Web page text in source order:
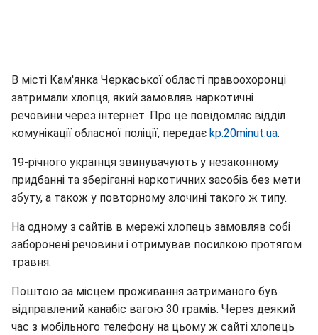
В місті Кам'янка Черкаської області правоохоронці
затримали хлопця, який замовляв наркотичні
речовини через інтернет. Про це повідомляє відділ
комунікації обласної поліції, передає kp.20minut.ua.
19-річного українця звинувачують у незаконному
придбанні та зберіганні наркотичних засобів без мети
збуту, а також у повторному злочині такого ж типу.
На одному з сайтів в мережі хлопець замовляв собі
заборонені речовини і отримував посилкою протягом
травня.
Поштою за місцем проживання затриманого був
відправлений канабіс вагою 30 грамів. Через деякий
час з мобільного телефону на цьому ж сайті хлопець